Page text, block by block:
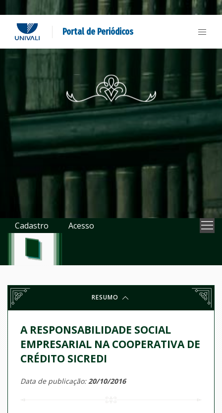
Portal de Periódicos
Cadastro Acesso
RESUMO
A RESPONSABILIDADE SOCIAL
EMPRESARIAL NA COOPERATIVA DE
CRÉDITO SICREDI
Data de publicação:20/10/2016